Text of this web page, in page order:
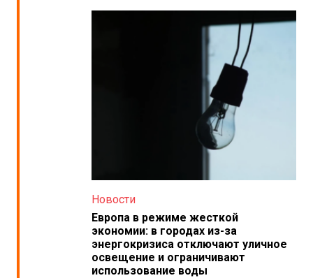
Новости
Европа в режиме жесткой
экономии: в городах из-за
энергокризиса отключают уличное
освещение и ограничивают
использование воды